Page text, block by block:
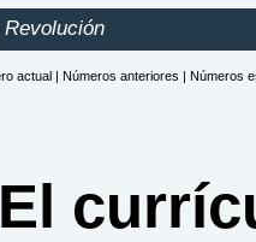
El